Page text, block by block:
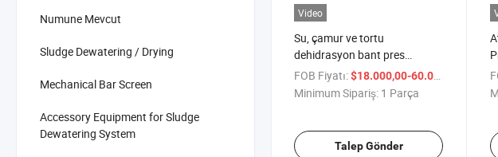
Numune Mevcut
Sludge Dewatering / Drying
Mechanical Bar Screen
Accessory Equipment for Sludge
Dewatering System
Video
Su, çamur ve tortu
dehidrasyon bant pres
filtrasyonu satılık
FOB Fiyatı:$18.000,00-60.000,00
/
Minimum Sipariş: 1 Parça
Talep Gönder